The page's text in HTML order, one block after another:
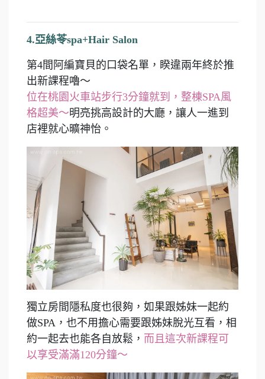
4.亞絲苓spa+Hair Salon
第4間阿編寶貝的口袋名單，睽違兩年終於推
出新課程嚕～
位在桃園火車站步行3分鐘就到，整棟SPA風
格超美～明亮挑高設計的大廳，讓人一進到
店裡就心曠神怡。
獨立房間隱私度也很夠，如果跟姊妹一起約
做SPA，也不用擔心需要跟姊妹脫光互看，相
約一起去也能各自放鬆， 而且這次新課程可
以享受滿滿120分鐘～